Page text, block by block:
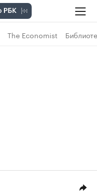
The Economist